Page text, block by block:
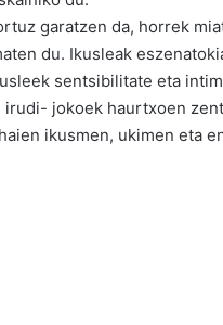
garatzen da, horrek
du. Ikusleak
sentsibilitate eta
jokoek haurtxoen
ikusmen, ukimen eta